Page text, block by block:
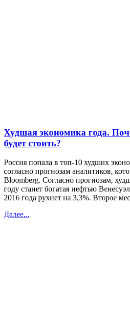
Худшая экономика года.
будет стоить?
Россия попала в топ-10 худших
согласно прогнозам аналитиков,
Bloomberg. Согласно прогнозам,
году станет богатая нефтью
2016 года рухнет на 3,3%. Второе
Далее...